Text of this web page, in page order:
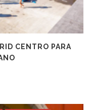
CENTRO PARA